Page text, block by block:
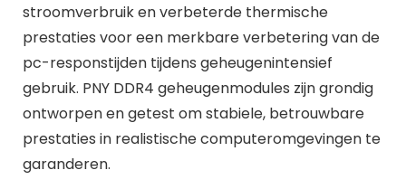
stroomverbruik en verbeterde thermische
prestaties voor een merkbare verbetering van de
pc-responstijden tijdens geheugenintensief
gebruik. PNY DDR4 geheugenmodules zijn grondig
ontworpen en getest om stabiele, betrouwbare
prestaties in realistische computeromgevingen te
garanderen.